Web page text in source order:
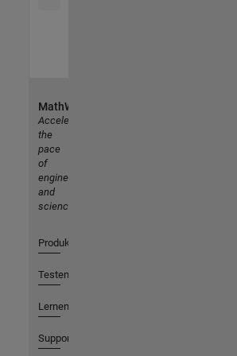
MathWorks
Accelerating
the
pace
of
engineering
and
science
Produkte
Testen oder Kaufen
Lernen
Support